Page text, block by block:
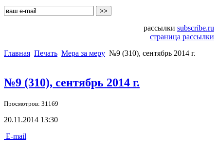
рассылки subscribe.ru
страница рассылки
Главная Печать Мера за меру №9 (310), сентябрь 2014 г.
№9 (310), сентябрь 2014 г.
Просмотров: 31169
20.11.2014 13:30
E-mail